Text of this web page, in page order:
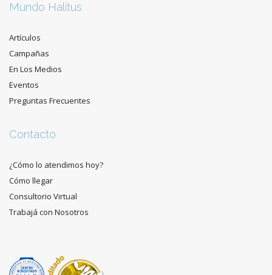
Mundo Halitus
Artículos
Campañas
En Los Medios
Eventos
Preguntas Frecuentes
Contacto
¿Cómo lo atendimos hoy?
Cómo llegar
Consultorio Virtual
Trabajá con Nosotros